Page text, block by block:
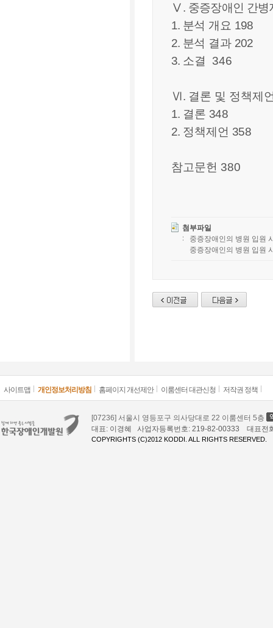
Ⅴ. 중증장애인 간
1. 분석 개요 198
2. 분석 결과 202
3. 소결 346
Ⅵ. 결론 및 정책제
1. 결론 348
2. 정책제언 358
참고문헌 380
첨부파일
중증장애인의 병원 입원
중증장애인의 병원 입원
사이트맵 개인정보처리방침 홈페이지 개선제안 이룸센터 대관신청 저작권 정책
[07236] 서울시 영등포구 의사당대로 22 이룸센터 5층
대표: 이경혜 사업자등록번호: 219-82-00333 대표
COPYRIGHTS (C)2012 KODDI. ALL RIGHTS RESERVED.